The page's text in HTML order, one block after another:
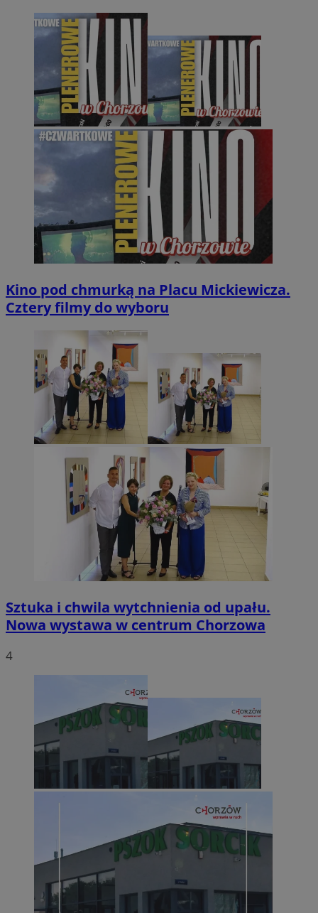
Kino pod chmurką na Placu Mickiewicza.
Cztery filmy do wyboru
Sztuka i chwila wytchnienia od upału.
Nowa wystawa w centrum Chorzowa
4